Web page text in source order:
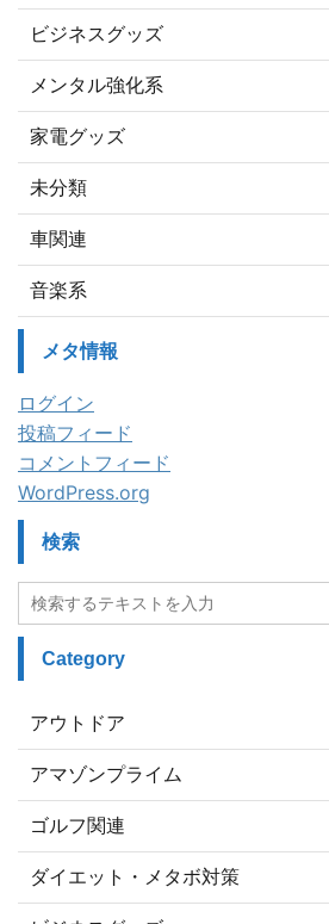
ビジネスグッズ
メンタル強化系
家電グッズ
未分類
車関連
音楽系
メタ情報
ログイン
投稿フィード
コメントフィード
WordPress.org
検索
Category
アウトドア
アマゾンプライム
ゴルフ関連
ダイエット・メタボ対策